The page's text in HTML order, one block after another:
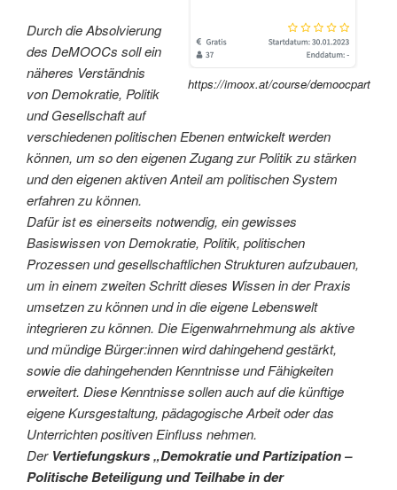
https://imoox.at/course/demoocpart
Durch die Absolvierung
des DeMOOCs soll ein
näheres Verständnis
von Demokratie, Politik
und Gesellschaft auf
verschiedenen politischen Ebenen entwickelt werden
können, um so den eigenen Zugang zur Politik zu stärken
und den eigenen aktiven Anteil am politischen System
erfahren zu können.
Dafür ist es einerseits notwendig, ein gewisses
Basiswissen von Demokratie, Politik, politischen
Prozessen und gesellschaftlichen Strukturen aufzubauen,
um in einem zweiten Schritt dieses Wissen in der Praxis
umsetzen zu können und in die eigene Lebenswelt
integrieren zu können. Die Eigenwahrnehmung als aktive
und mündige Bürger:innen wird dahingehend gestärkt,
sowie die dahingehenden Kenntnisse und Fähigkeiten
erweitert. Diese Kenntnisse sollen auch auf die künftige
eigene Kursgestaltung, pädagogische Arbeit oder das
Unterrichten positiven Einfluss nehmen.
DerVertiefungskurs „Demokratie und Partizipation –
Politische Beteiligung und Teilhabe in der